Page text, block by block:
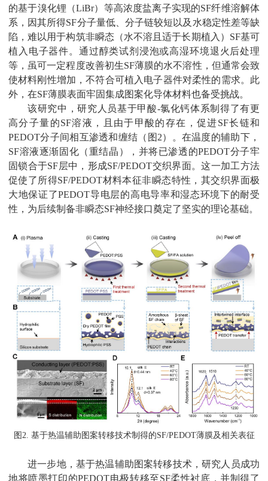
的基于溴化锂（LiBr）等高浓度盐离子实现的SF纤维溶解体
系，因其所得SF分子量低、分子链较短以及水稳定性差等缺
陷，难以用于构筑非瞬态（水不溶且适于长期植入） SF基可
植入电子器件。通过醇类试剂浸泡或高湿环境退火后处理
等，虽可一定程度改善初生SF薄膜的水不溶性，但通常会致
使材料刚性增加，不符合可植入电子器件对柔性的需求。此
外，在SF薄膜表面牢固集成图案化导体材料也备受挑战。
该研究中，研究人员基于甲酸-氯化钙体系制得了有更
高分子量的SF溶液，且由于甲酸的存在，促进SF长链和
PEDOT分子间相互渗透和缠结（图 2）。在温度的辅助下，
SF溶液逐渐固化（重结晶），并将已渗透的PEDOT分子牢
固锁合于SF层中，形成SF/PEDOT交织界面。这一加工方法
促使了所得SF/PEDOT材料本征非瞬态特性，其交织界面极
大地保证了PEDOT导电层的高电导率和湿态环境下的耐受
性，为后续制备非瞬态SF神经接口奠定了坚实的理论基础。
图 2. 基于热温辅助图案转移技术制得的SF/PEDOT薄膜及相关表征
进一步地，基于热温辅助图案转移技术，研究人员成功
地将喷墨打印的PEDOT电极转移至SF柔性衬底，并制得了